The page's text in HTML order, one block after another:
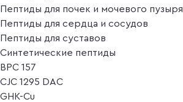
Пептиды для почек и мочевого пузыря
Пептиды для сердца и сосудов
Пептиды для суставов
Синтетические пептиды
BPC 157
CJC 1295 DAC
GHK-Cu